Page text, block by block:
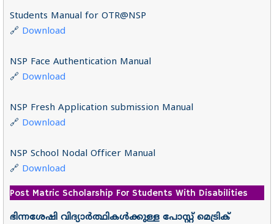
Students Manual for OTR@NSP
🔗 Download
NSP Face Authentication Manual
🔗 Download
NSP Fresh Application submission Manual
🔗 Download
NSP School Nodal Officer Manual
🔗 Download
Post Matric Scholarship For Students With Disabilities
ഭിന്നശേഷി വിദ്യാർത്ഥികൾക്കുള്ള പോസ്റ്റ്‌ മെട്രിക്